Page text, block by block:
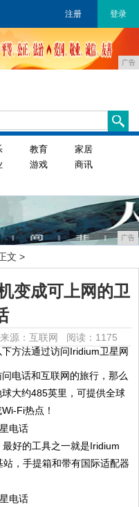
注册 登录
广告
教育
家居
游戏
商讯
广告
文 >
变成可上网的卫
源：互联网 阅读：1175
方法通过访问Iridium卫星网
电话和互联网的旅行，那么
大约485英里，可提供全球
Fi热点！
好的工具之一就是Iridium
，手提箱和带有国际适配器